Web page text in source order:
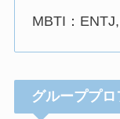
MBTI：
グループプ